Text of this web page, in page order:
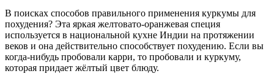
В поисках способов правильного применения куркумы для
похудения? Эта яркая желтовато-оранжевая специя
используется в национальной кухне Индии на протяжении
веков и она действительно способствует похудению. Если вы
когда-нибудь пробовали карри, то пробовали и куркуму,
которая придает жёлтый цвет блюду.